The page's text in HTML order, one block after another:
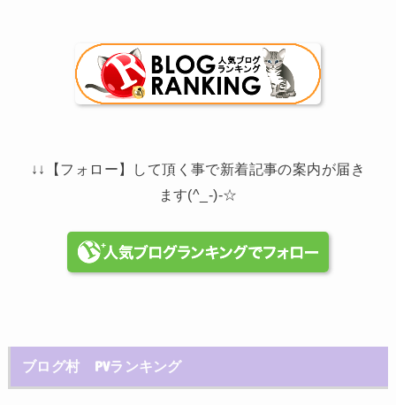
↓↓【フォロー】して頂く事で新着記事の案内が届き
ます(^_-)-☆
ブログ村 PVランキング